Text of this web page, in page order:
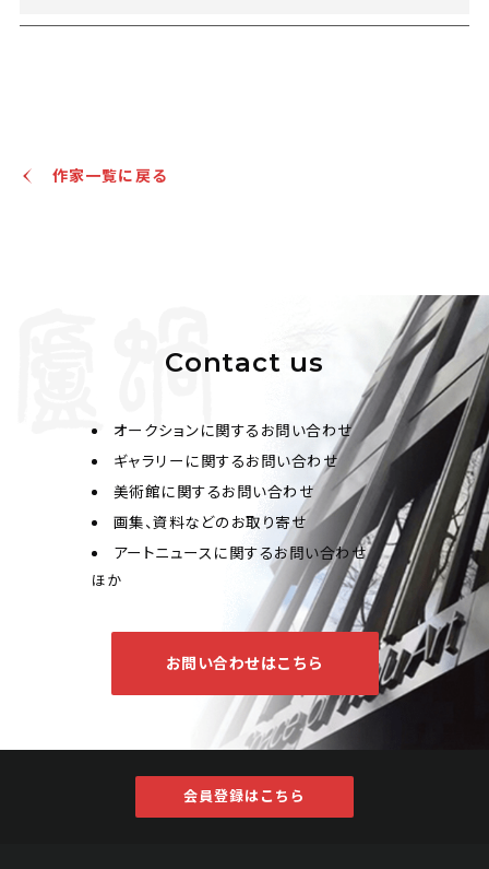
作家一覧に戻る
Contact us
オークションに関するお問い合わせ
ギャラリーに関するお問い合わせ
美術館に関するお問い合わせ
画集、資料などのお取り寄せ
アートニュースに関するお問い合わせ
ほか
お問い合わせはこちら
会員登録はこちら